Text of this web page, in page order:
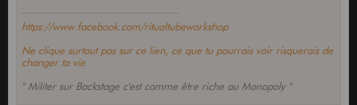
https://www.facebook.com/ritualtubeworkshop
Ne clique surtout pas sur ce lien, ce que tu pourrais voir risquerais de
changer ta vie
" Militer sur Backstage c'est comme être riche au Monopoly "